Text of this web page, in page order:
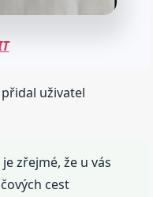
uživatel
zřejmé, že u vás
cest